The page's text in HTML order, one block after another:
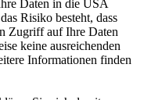
Daten in die USA
Risiko besteht, dass
Zugriff auf Ihre Daten
keine ausreichenden
Informationen finden